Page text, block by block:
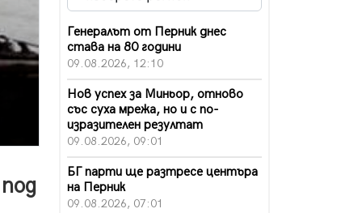
Генералът от Перник днес
става на 80 години
09.08.2026, 12:10
Нов успех за Миньор, отново
със суха мрежа, но и с по-
изразителен резултат
09.08.2026, 09:01
БГ парти ще разтресе центъра
на Перник
09.08.2026, 07:01